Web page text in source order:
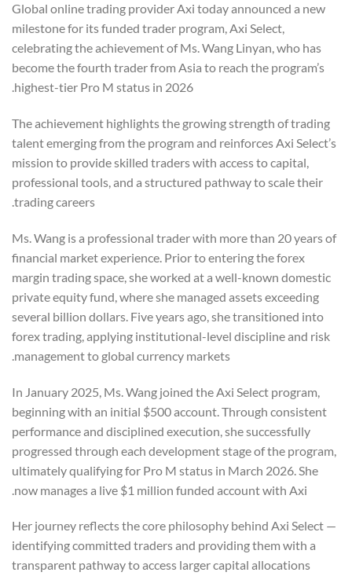
Global online trading provider Axi today announced a new
milestone for its funded trader program, Axi Select,
celebrating the achievement of Ms. Wang Linyan, who has
become the fourth trader from Asia to reach the program’s
highest-tier Pro M status in 2026.
The achievement highlights the growing strength of trading
talent emerging from the program and reinforces Axi Select’s
mission to provide skilled traders with access to capital,
professional tools, and a structured pathway to scale their
trading careers.
Ms. Wang is a professional trader with more than 20 years of
financial market experience. Prior to entering the forex
margin trading space, she worked at a well-known domestic
private equity fund, where she managed assets exceeding
several billion dollars. Five years ago, she transitioned into
forex trading, applying institutional-level discipline and risk
management to global currency markets.
In January 2025, Ms. Wang joined the Axi Select program,
beginning with an initial $500 account. Through consistent
performance and disciplined execution, she successfully
progressed through each development stage of the program,
ultimately qualifying for Pro M status in March 2026. She
now manages a live $1 million funded account with Axi.
Her journey reflects the core philosophy behind Axi Select —
identifying committed traders and providing them with a
transparent pathway to access larger capital allocations